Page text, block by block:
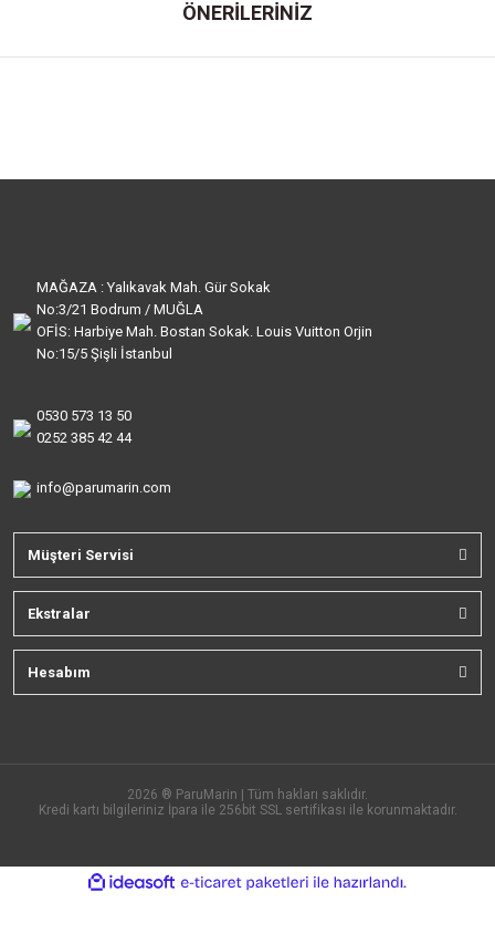
ÖNERİLERİNİZ
MAĞAZA : Yalıkavak Mah. Gür Sokak
No:3/21 Bodrum / MUĞLA
OFİS: Harbiye Mah. Bostan Sokak. Louis Vuitton Orjin
No:15/5 Şişli İstanbul
0530 573 13 50
0252 385 42 44
info@parumarin.com
Müşteri Servisi
Ekstralar
Hesabım
2026 ® ParuMarin | Tüm hakları saklıdır.
Kredi kartı bilgileriniz İpara ile 256bit SSL sertifikası ile korunmaktadır.
ideasoft
e-